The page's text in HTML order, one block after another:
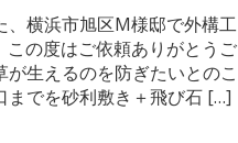
、横浜市旭区M様邸で外構工
の度はご依頼ありがとうご
生えるのを防ぎたいとのこ
までを砂利敷き＋飛び石 […]